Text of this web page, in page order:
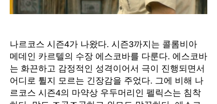
릭
스
격
나르코스 시즌4가 나왔다. 시즌3까지는 콜롬비아
메데인 카르텔의 수장 에스코바를 다룬다. 에스코바
는 화끈하고 감정적인 성격이어서 극이 진행되면서
어디로 튈지 모르는 긴장감을 주었다. 그에 비해 나
르코스 시즌4의 마약상 우두머리인 펠릭스는 침착